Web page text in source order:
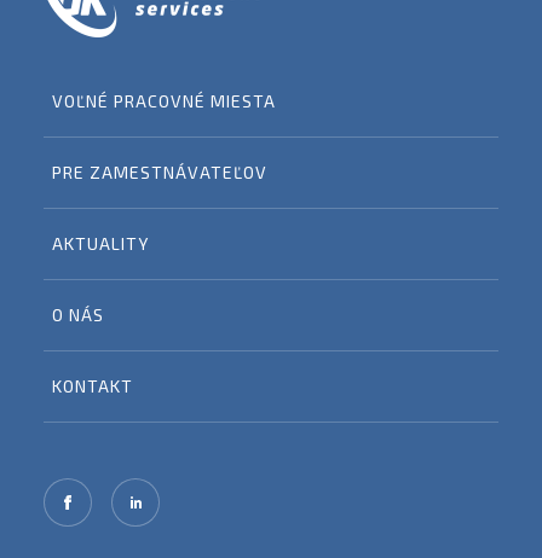
VOĽNÉ PRACOVNÉ MIESTA
PRE ZAMESTNÁVATEĽOV
AKTUALITY
O NÁS
KONTAKT